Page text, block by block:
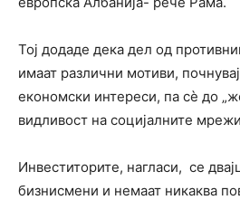
Тој додаде дека дел од
имаат различни мотиви,
економски интереси, па сѐ до
видливост на социјалните
Инвеститорите, нагласи, се
бизнисмени и немаат никаква